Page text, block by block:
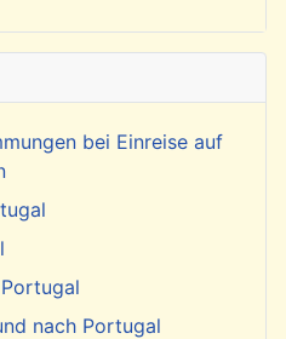
bei Einreise auf
nach Portugal